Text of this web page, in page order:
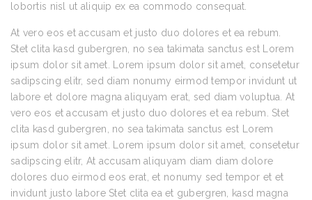
lobortis nisl ut aliquip ex ea commodo consequat.
At vero eos et accusam et justo duo dolores et ea rebum.
Stet clita kasd gubergren, no sea takimata sanctus est Lorem
ipsum dolor sit amet. Lorem ipsum dolor sit amet, consetetur
sadipscing elitr, sed diam nonumy eirmod tempor invidunt ut
labore et dolore magna aliquyam erat, sed diam voluptua. At
vero eos et accusam et justo duo dolores et ea rebum. Stet
clita kasd gubergren, no sea takimata sanctus est Lorem
ipsum dolor sit amet. Lorem ipsum dolor sit amet, consetetur
sadipscing elitr, At accusam aliquyam diam diam dolore
dolores duo eirmod eos erat, et nonumy sed tempor et et
invidunt justo labore Stet clita ea et gubergren, kasd magna